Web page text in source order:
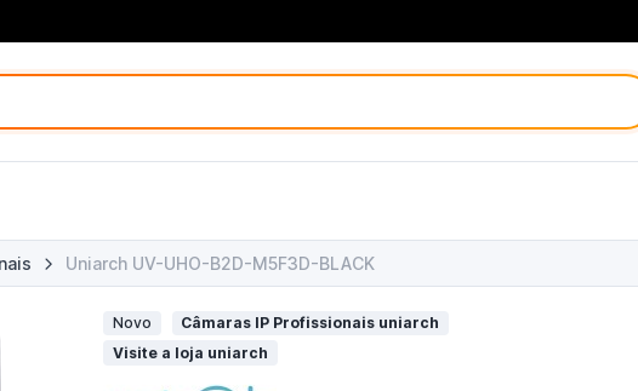
Uniarch UV-UHO-B2D-M5F3D-BLACK
Novo
Câmaras IP Profissionais uniarch
Visite a loja uniarch